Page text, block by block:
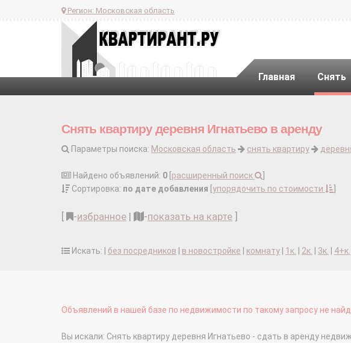
Регион: Московская область
Главная Снять
Снять квартиру деревня Игнатьево в аренду
Параметры поиска: Московская область снять квартиру
Найдено объявлений: 0 расширенный поиск
Сортировка: по дате добавления упорядочить по стоимости
-избранное | -показать на карте
Искать: | без посредников в новостройке комнату 1к. 2к. 3к. 4+к.
Объявлений в нашей базе по недвижимости по такому запросу не
Вы искали: Снять квартиру деревня Игнатьево - сдать в аренду